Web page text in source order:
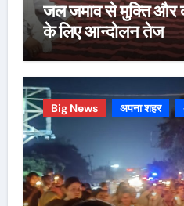
जल जमाव से मुक्ति और
के लिए आन्दोलन तेज
Big News अपना शहर